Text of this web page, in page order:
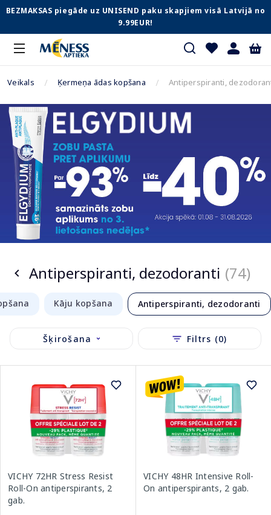
BEZMAKSAS piegāde uz UNISEND paku skapjiem visā Latvijā no
9.99EUR!
Veikals Ķermeņa ādas kopšana Antiperspiranti,
Antiperspiranti, dezodoranti (74)
Kāju kopšana Antiperspiranti, dezodoranti
Šķirošana Filtrs (0)
VICHY 72HR Stress Resist
Roll-On antiperspirants, 2
gab.
VICHY 48HR Intensive Roll-
On antiperspirants, 2 gab.